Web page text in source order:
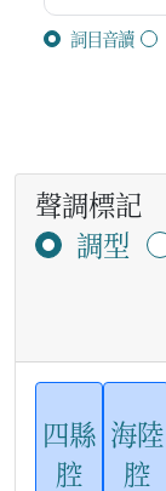
詞目音讀
聲調標記
調型
四縣
腔
海陸
腔